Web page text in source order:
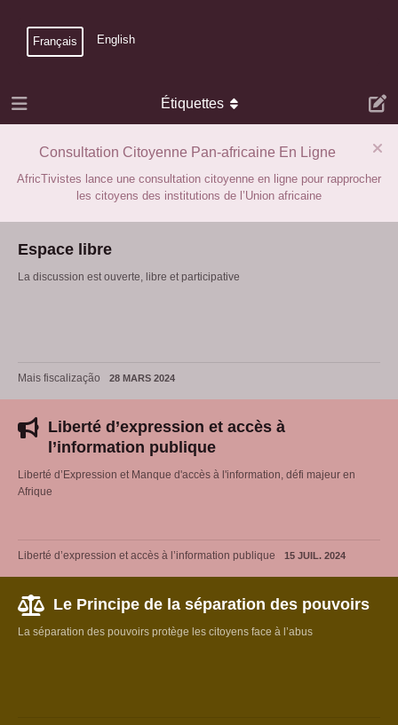
Français English
Consultation Citoyenne Pan-africaine En Ligne
AfricTivistes lance une consultation citoyenne en ligne pour rapprocher
les citoyens des institutions de l’Union africaine
Étiquettes
Espace libre
La discussion est ouverte, libre et participative
Mais fiscalização 28 MARS 2024
Liberté d’expression et accès à
l’information publique
Liberté d’Expression et Manque d'accès à l'information, défi majeur en
Afrique
Liberté d’expression et accès à l’information publique 15 JUIL. 2024
Le Principe de la séparation des pouvoirs
La séparation des pouvoirs protège les citoyens face à l’abus